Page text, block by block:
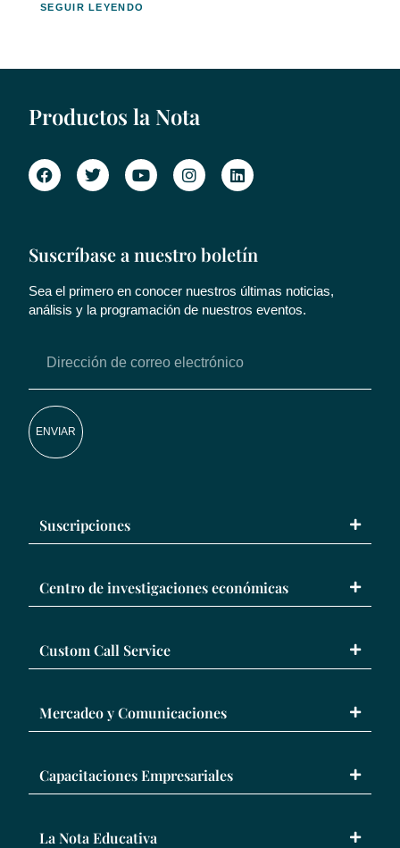
SEGUIR LEYENDO
Productos la Nota
Suscríbase a nuestro boletín
Sea el primero en conocer nuestros últimas noticias,
análisis y la programación de nuestros eventos.
ENVIAR
Suscripciones
Centro de investigaciones económicas
Custom Call Service
Mercadeo y Comunicaciones
Capacitaciones Empresariales
La Nota Educativa